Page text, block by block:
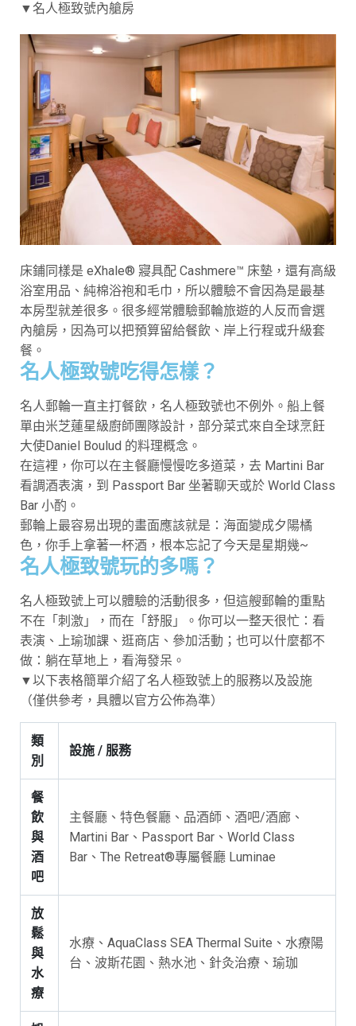
▼名人極致號內艙房
床鋪同樣是 eXhale® 寢具配 Cashmere™ 床墊，還有高級
浴室用品、純棉浴袍和毛巾，所以體驗不會因為是最基
本房型就差很多。很多經常體驗郵輪旅遊的人反而會選
內艙房，因為可以把預算留給餐飲、岸上行程或升級套
餐。
名人極致號吃得怎樣？
名人郵輪一直主打餐飲，名人極致號也不例外。船上餐
單由米芝蓮星級廚師團隊設計，部分菜式來自全球烹飪
大使Daniel Boulud 的料理概念。
在這裡，你可以在主餐廳慢慢吃多道菜，去 Martini Bar
看調酒表演，到 Passport Bar 坐著聊天或於 World Class
Bar 小酌。
郵輪上最容易出現的畫面應該就是：海面變成夕陽橘
色，你手上拿著一杯酒，根本忘記了今天是星期幾~
名人極致號玩的多嗎？
名人極致號上可以體驗的活動很多，但這艘郵輪的重點
不在「刺激」，而在「舒服」。你可以一整天很忙：看
表演、上瑜珈課、逛商店、參加活動；也可以什麼都不
做：躺在草地上，看海發呆。
▼以下表格簡單介紹了名人極致號上的服務以及設施
（僅供參考，具體以官方公佈為準）
類
別
設施 / 服務
餐
飲
與
酒
吧
主餐廳、特色餐廳、品酒師、酒吧/酒廊、
Martini Bar、Passport Bar、World Class
Bar、The Retreat®專屬餐廳 Luminae
放
鬆
與
水
療
水療、AquaClass SEA Thermal Suite、水療陽
台、波斯花園、熱水池、針灸治療、瑜珈